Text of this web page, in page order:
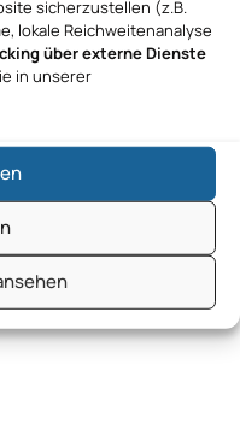
sicherzustellen (z.B.
lokale Reichweitenanalyse
über externe Dienste
in unserer